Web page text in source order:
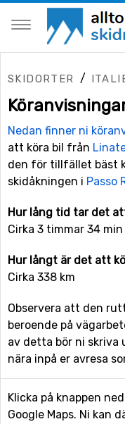
SKIDORTER /
Nedan finner ni
att köra bil från
den för tillfället bäst
skidåkningen i Passo
Hur lång tid tar det
Cirka 3 timmar 34 min
Hur långt är det att
Cirka 338 km
Observera att den
beroende på
av detta bör ni skriva
nära inpå er avresa
Klicka på knappen
Google Maps. Ni kan